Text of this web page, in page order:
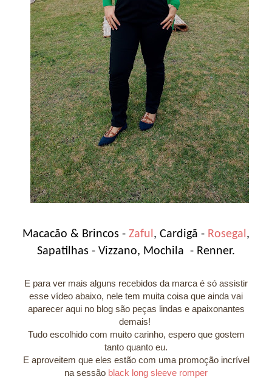
Macacão & Brincos - Zaful , Cardigã - Rosegal ,
Sapatilhas - Vizzano, Mochila - Renner.
E para ver mais alguns recebidos da marca é só assistir
esse vídeo abaixo, nele tem muita coisa que ainda vai
aparecer aqui no blog são peças lindas e apaixonantes
demais!
Tudo escolhido com muito carinho, espero que gostem
tanto quanto eu.
E aproveitem que eles estão com uma promoção incrível
na sessão black long sleeve romper